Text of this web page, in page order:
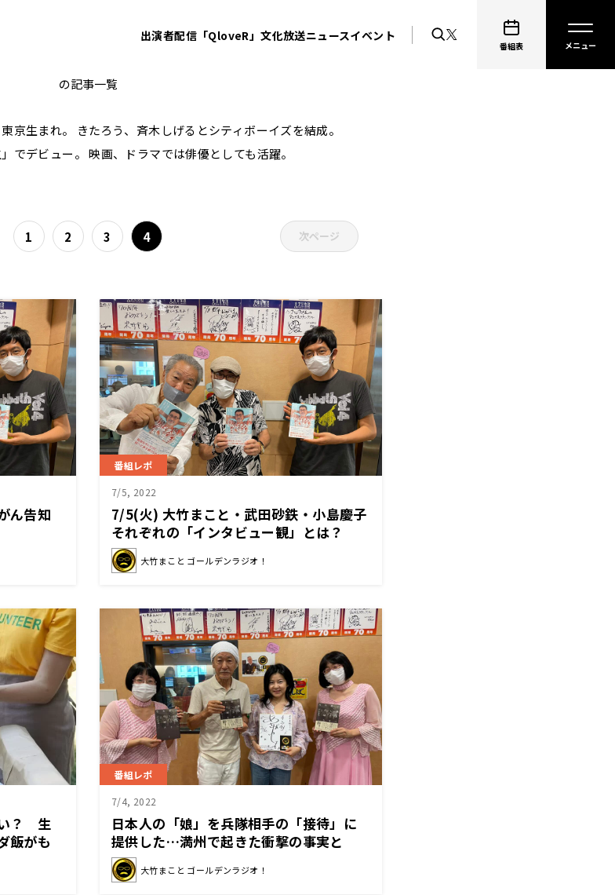
出演者配信「QloveR」文化放送ニュースイベント
番組表
大竹まこと
の記事一覧
京生まれ。 きたろう、斉木しげるとシティボーイズを結成。
でデビュー。 映画、ドラマでは俳優としても活躍。
1 2 3 4 次ページ
ん告知
番組レポ
7/5, 2022
7/5(火) 大竹まこと・武田砂鉄・小島慶子
それぞれの「インタビュー観」とは？
大竹まこと ゴールデンラジオ！
い？ 生
飯がも
れれ
番組レポ
7/4, 2022
日本人の「娘」を兵隊相手の「接待」に
提供した…満州で起きた衝撃の事実と
は？ 作家・平井美帆さんに聞く
大竹まこと ゴールデンラジオ！